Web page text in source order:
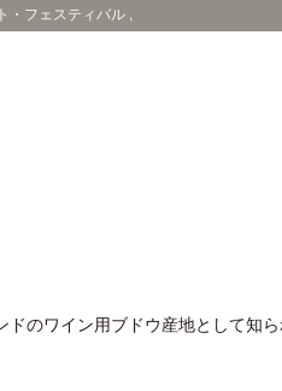
・フェスティバル ,
のワイン用ブドウ産地として知ら